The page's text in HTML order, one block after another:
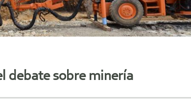
debate sobre minería